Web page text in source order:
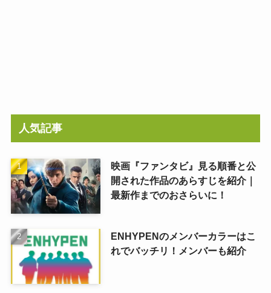
人気記事
映画『ファンタビ』見る順番と公
開された作品のあらすじを紹介｜
最新作までのおさらいに！
ENHYPENのメンバーカラーはこ
れでバッチリ！メンバーも紹介